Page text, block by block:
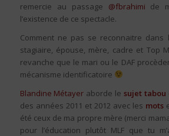
remercie au passage @fbrahimi de
l’existence de ce spectacle.
Comment ne pas se reconnaitre
stagiaire, épouse, mère, cadre et Top
revanche que le mari ou le DAF
mécanisme identificatoire
Blandine Métayer aborde lesujet tabou
des années 2011 et 2012 avec les mots
été ceux de ma propre mère (merci
pour l’éducation plutôt MLF que tu